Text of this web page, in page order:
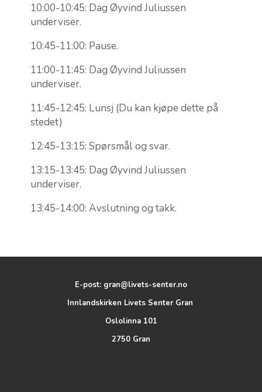
10:00-10:45: Dag Øyvind Juliussen
underviser.
10:45-11:00: Pause.
11:00-11:45: Dag Øyvind Juliussen
underviser.
11:45-12:45: Lunsj (Du kan kjøpe dette på
stedet)
12:45-13:15: Spørsmål og svar.
13:15-13:45: Dag Øyvind Juliussen
underviser.
13:45-14:00: Avslutning og takk.
E-post: gran@livets-senter.no
Innlandskirken Livets Senter Gran
Oslolinna 101
2750 Gran